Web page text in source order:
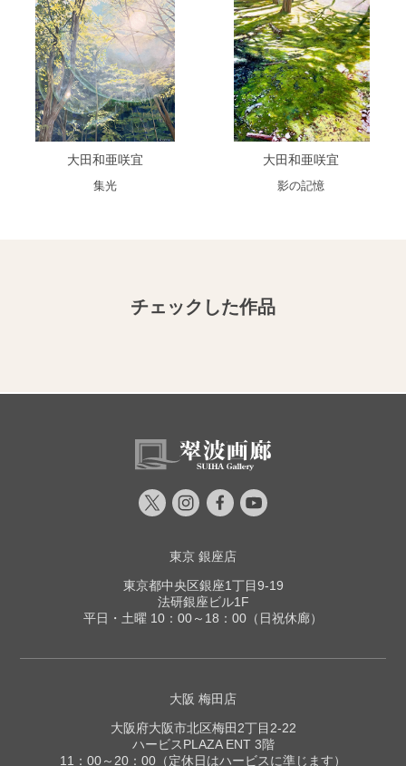
大田和亜咲宜
集光
大田和亜咲宜
影の記憶
チェックした作品
東京 銀座店
東京都中央区銀座1丁目9-19
法研銀座ビル1F
平日・土曜 10：00～18：00（日祝休廊）
大阪 梅田店
大阪府大阪市北区梅田2丁目2-22
ハービスPLAZA ENT 3階
11：00～20：00（定休日はハービスに準じます）